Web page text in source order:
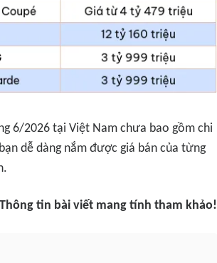
6/2026 tại Việt Nam chưa bao gồm chi
dễ dàng nắm được giá bán của từng
tin bài viết mang tính tham khảo!